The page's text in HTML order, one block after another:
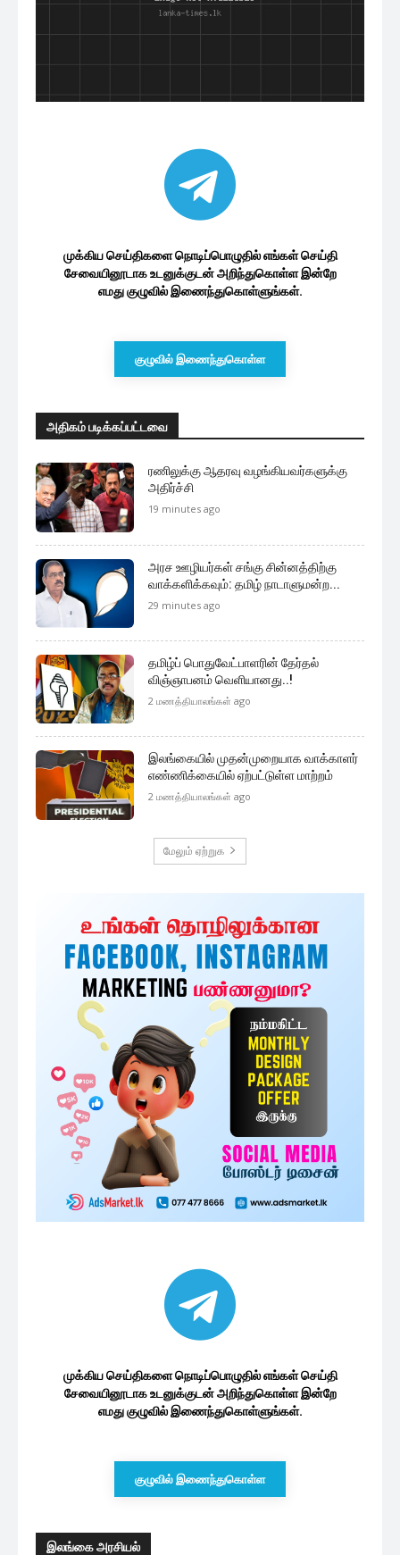
முக்கிய செய்திகளை நொடிப்பொழுதில் எங்கள் செய்தி
சேவையினூடாக உடனுக்குடன் அறிந்துகொள்ள இன்றே
எமது குழுவில் இணைந்துகொள்ளுங்கள்.
குழுவில் இணைந்துகொள்ள
அதிகம் படிக்கப்பட்டவை
ரணிலுக்கு ஆதரவு வழங்கியவர்களுக்கு
அதிர்ச்சி
19 minutes ago
அரச ஊழியர்கள் சங்கு சின்னத்திற்கு
வாக்களிக்கவும்: தமிழ் நாடாளுமன்ற...
29 minutes ago
தமிழ்ப் பொதுவேட்பாளரின் தேர்தல்
விஞ்ஞாபனம் வெளியானது..!
2 மணத்தியாலங்கள் ago
இலங்கையில் முதன்முறையாக வாக்காளர்
எண்ணிக்கையில் ஏற்பட்டுள்ள மாற்றம்
2 மணத்தியாலங்கள் ago
மேலும் ஏற்றுக
முக்கிய செய்திகளை நொடிப்பொழுதில் எங்கள் செய்தி
சேவையினூடாக உடனுக்குடன் அறிந்துகொள்ள இன்றே
எமது குழுவில் இணைந்துகொள்ளுங்கள்.
குழுவில் இணைந்துகொள்ள
இலங்கை அரசியல்